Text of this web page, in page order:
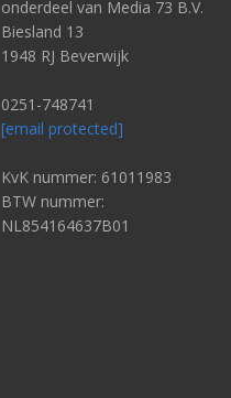
onderdeel van Media 73 B.V.
Biesland 13
1948 RJ Beverwijk
0251-748741
[email protected]
KvK nummer: 61011983
BTW nummer:
NL854164637B01